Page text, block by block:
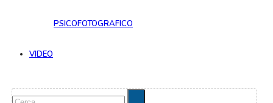
PSICOFOTOGRAFICO
VIDEO
Cerca